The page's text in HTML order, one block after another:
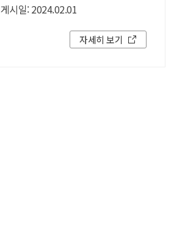
게시일: 2024.02.01
자세히 보기